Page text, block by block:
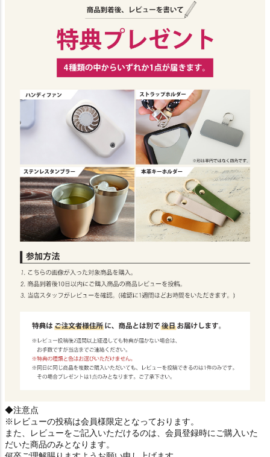
◆注意点
※レビューの投稿は会員様限定となっております。
また、レビューをご記入いただけるのは、会員登録時にご購入いた
だいた商品のみとなります。